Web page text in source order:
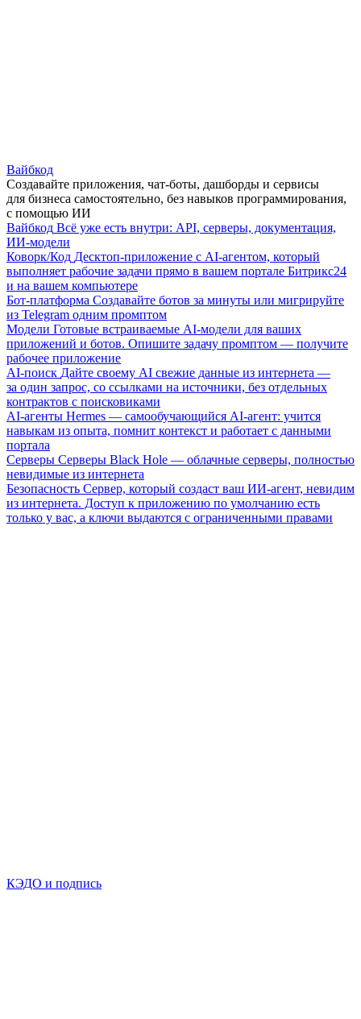
Вайбкод
Создавайте приложения, чат-боты, дашборды и сервисы
для бизнеса самостоятельно, без навыков программирования,
с помощью ИИ
Вайбкод Всё уже есть внутри: API, серверы, документация,
ИИ-модели
Коворк/Код Десктоп-приложение с AI-агентом, который
выполняет рабочие задачи прямо в вашем портале Битрикс24
и на вашем компьютере
Бот-платформа Создавайте ботов за минуты или мигрируйте
из Telegram одним промптом
Модели Готовые встраиваемые AI-модели для ваших
приложений и ботов. Опишите задачу промптом — получите
рабочее приложение
AI-поиск Дайте своему AI свежие данные из интернета —
за один запрос, со ссылками на источники, без отдельных
контрактов с поисковиками
AI-агенты Hermes — самообучающийся AI-агент: учится
навыкам из опыта, помнит контекст и работает с данными
портала
Серверы Серверы Black Hole — облачные серверы, полностью
невидимые из интернета
Безопасность Сервер, который создаст ваш ИИ-агент, невидим
из интернета. Доступ к приложению по умолчанию есть
только у вас, а ключи выдаются с ограниченными правами
КЭДО и подпись